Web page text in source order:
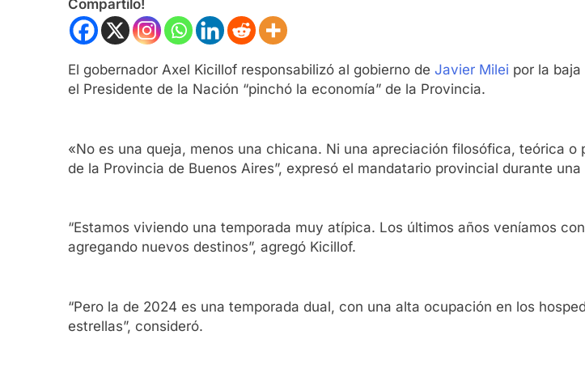
Compartilo!
El gobernador Axel Kicillof responsabilizó al gobierno de Javier Milei por la
el Presidente de la Nación “pinchó la economía” de la Provincia.
«No es una queja, menos una chicana. Ni una apreciación filosófica, teórica
de la Provincia de Buenos Aires”, expresó el mandatario provincial durante
“Estamos viviendo una temporada muy atípica. Los últimos años veníamos
agregando nuevos destinos”, agregó Kicillof.
“Pero la de 2024 es una temporada dual, con una alta ocupación en los
estrellas”, consideró.